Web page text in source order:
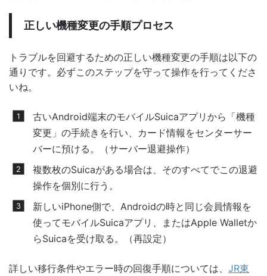
正しい機種変更の手順プロセス
トラブルを回避するための正しい機種変更の手順は以下の
通りです。必ずこのステップを守って操作を行ってくださ
いね。
古いAndroid端末のモバイルSuicaアプリから「機種
変更」の手続きを行い、カード情報をセンターサー
バーに預ける。（サーバー退避操作）
複数枚のSuicaがある場合は、そのすべてでこの退避
操作を個別に行う。
新しいiPhone側で、Androidの時と同じ会員情報を
使ってモバイルSuicaアプリ、またはApple Walletか
らSuicaを受け取る。（再設定）
詳しい移行条件やエラー時の回復手順については、 JR東